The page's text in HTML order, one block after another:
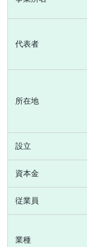
代表者
所在地
設立
資本金
従業員
業種